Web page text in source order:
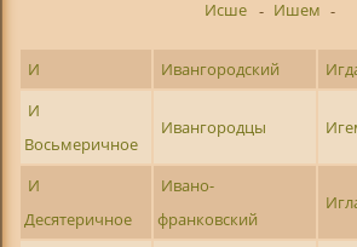
Исше - Ишем -
И Ивангородский
И
Восьмеричное
Ивангородцы
И
Десятеричное
Ивано-
франковский